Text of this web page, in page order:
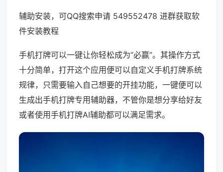
辅助安装，可QQ搜索申请 549552478 进群获取软
件安装教程
手机打牌可以一键让你轻松成为“必赢”。其操作方式
十分简单，打开这个应用便可以自定义手机打牌系统
规律，只需要输入自己想要的开挂功能，一键便可以
生成出手机打牌专用辅助器，不管你是想分享给好友
或者使用手机打牌AI辅助都可以满足需求。